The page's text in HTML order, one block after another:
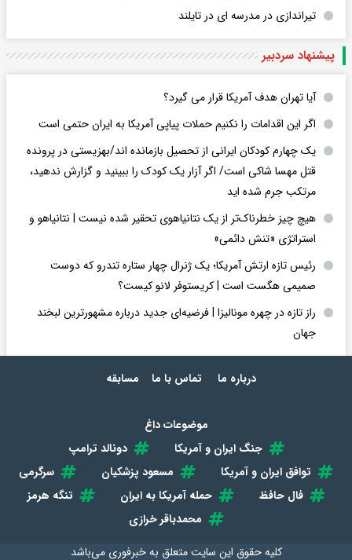
تیراندازی در مدرسه ای در تایلند
پیشنهاد سردبیر
آیا تهران هدف آمریکا قرار می گیرد؟
اگر این اقدامات را نکنیم حملات پیاپی آمریکا به ایران حتمی است
یک چهارم کودکان ایرانی از تحصیل بازمانده اند/بهزیستی در پرونده
قتل مهسا شاکی است/ اگر آزار یک کودک را ببینید و گزارش ندهید،
مرتکب جرم شده اید
هیچ چیز خطرناک‌تر از یک نتانیاهوی تحقیر شده نیست | نتانیاهو و
استراتژی «تنش دائمی»
رئیس تازه ارتش آمریکا؛ یک ژنرال چهار ستاره تندرو که دوست
صمیمی هگست است | کریستوفر لانو کیست؟
راز تازه در چهره مونالیزا | فرضیه‌ای جدید درباره مشهورترین لبخند
جهان
درباره ما تماس با ما مسابقه
موضوعات داغ
جنگ ایران و آمریکا
دونالد ترامپ
توافق ایران و آمریکا
مسعود پزشکیان
سرگرمی
فال حافظ
حمله آمریکا به ایران
تنگه هرمز
محمدباقر خرازی
کلیه حقوق این سایت متعلق بهخبرفوری می‌باشد